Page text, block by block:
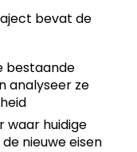
bevat de
bestaande
analyseer ze
waar huidige
nieuwe eisen